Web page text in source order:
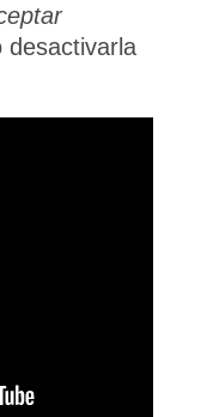
desactivarla